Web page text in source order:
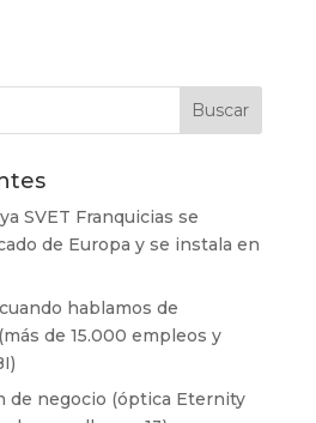
SVET Franquicias se
de Europa y se instala en
hablamos de
de 15.000 empleos y
de negocio (óptica Eternity